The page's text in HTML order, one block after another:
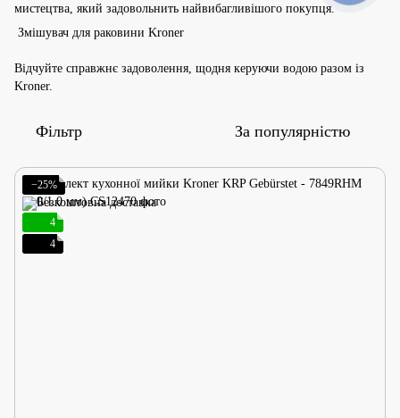
мистецтва, який задовольнить найвибагливішого покупця.
Змішувач для раковини Kroner
Відчуйте справжнє задоволення, щодня керуючи водою разом із
Kroner.
Фільтр За популярністю
−25%
4
4